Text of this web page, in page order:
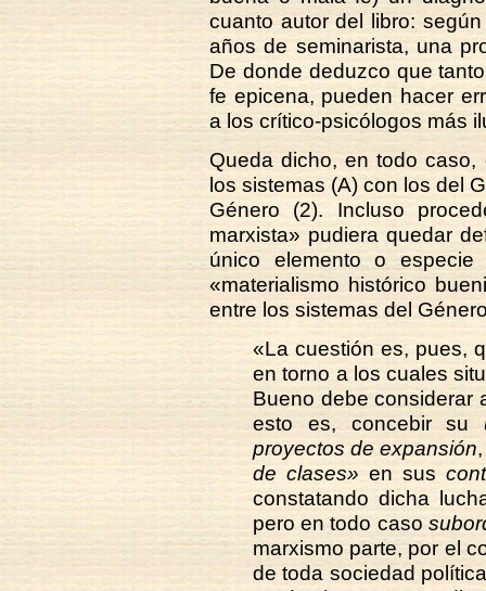
cuanto autor del libro:
años de seminarista, una
De donde deduzco que
fe epicena, pueden hacer
a los crítico-psicólogos más
Queda dicho, en todo caso,
los sistemas (A) con los del
Género (2). Incluso
marxista» pudiera quedar
único elemento o
«materialismo histórico
entre los sistemas del
«La cuestión es, pues,
en torno a los cuales
Bueno debe
esto es, concebir su
proyectos de expansión
de clases»en sus
constatando dicha
pero en todo caso
marxismo parte, por el
de toda sociedad